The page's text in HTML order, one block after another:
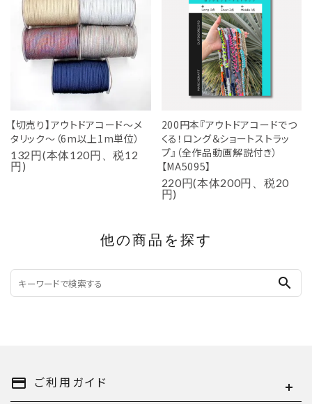
【切売り】アウトドアコード～メ
タリック～（6m以上1m単位）
132円(本体120円、税12
円)
200円本『アウトドアコードでつ
くる！ロング＆ショートストラッ
プ』（全作品動画解説付き）
【MA5095】
220円(本体200円、税20
円)
他の商品を探す
search
payment ご利用ガイド